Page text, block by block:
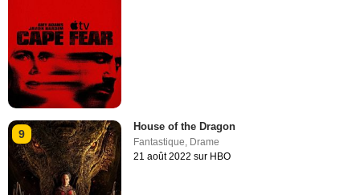
9
House of the Dragon
Fantastique Drame
21 août 2022 sur HBO